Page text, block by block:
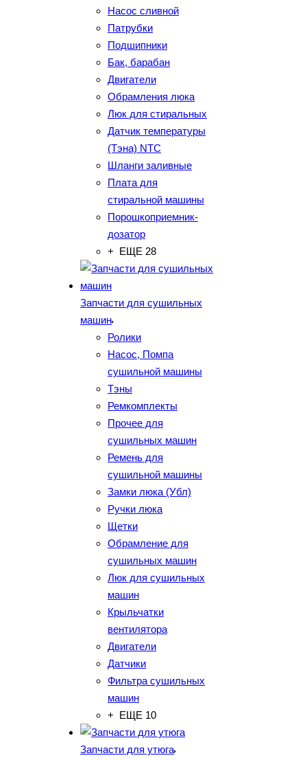
Насос сливной
Патрубки
Подшипники
Бак, барабан
Двигатели
Обрамления люка
Люк для стиральных
Датчик температуры
(Тэна) NTC
Шланги заливные
Плата для
стиральной машины
Порошкоприемник-
дозатор
+ ЕЩЕ 28
Запчасти для сушильных
машин
Ролики
Насос, Помпа
сушильной машины
Тэны
Ремкомплекты
Прочее для
сушильных машин
Ремень для
сушильной машины
Замки люка (Убл)
Ручки люка
Щетки
Обрамление для
сушильных машин
Люк для сушильных
машин
Крыльчатки
вентилятора
Двигатели
Датчики
Фильтра сушильных
машин
+ ЕЩЕ 10
Запчасти для утюга